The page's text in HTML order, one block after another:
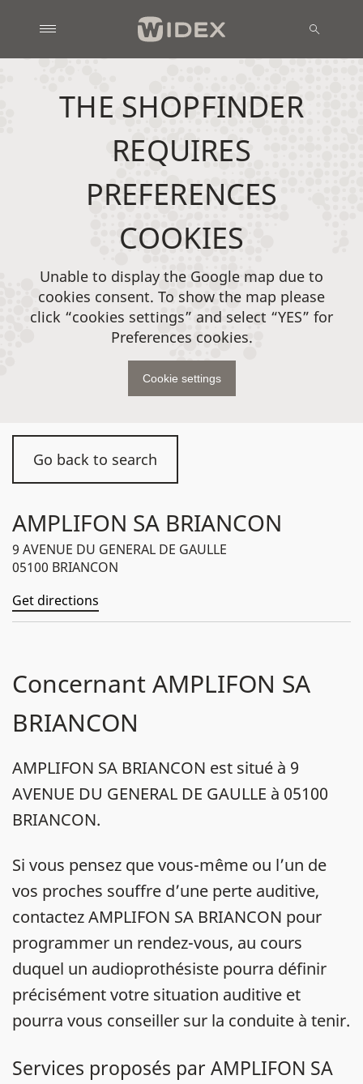
Go back to search
AMPLIFON SA BRIANCON
9 AVENUE DU GENERAL DE GAULLE
05100 BRIANCON
Get directions
Concernant AMPLIFON SA
BRIANCON
AMPLIFON SA BRIANCON est situé à 9
AVENUE DU GENERAL DE GAULLE à 05100
BRIANCON.
Si vous pensez que vous-même ou l’un de
vos proches souffre d’une perte auditive,
contactez AMPLIFON SA BRIANCON pour
programmer un rendez-vous, au cours
duquel un audioprothésiste pourra définir
précisément votre situation auditive et
pourra vous conseiller sur la conduite à tenir.
Services proposés par AMPLIFON SA
THE SHOPFINDER
REQUIRES
PREFERENCES
COOKIES
Unable to display the Google map due to
cookies consent. To show the map please
click “cookies settings” and select “YES” for
Preferences cookies.
Cookie settings